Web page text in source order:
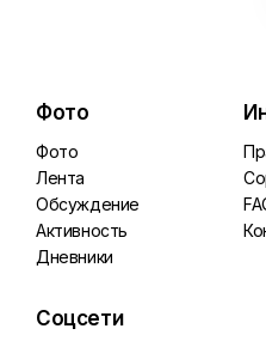
Фото
Фото
Лента
Обсуждение
Активность
Дневники
Соцсети